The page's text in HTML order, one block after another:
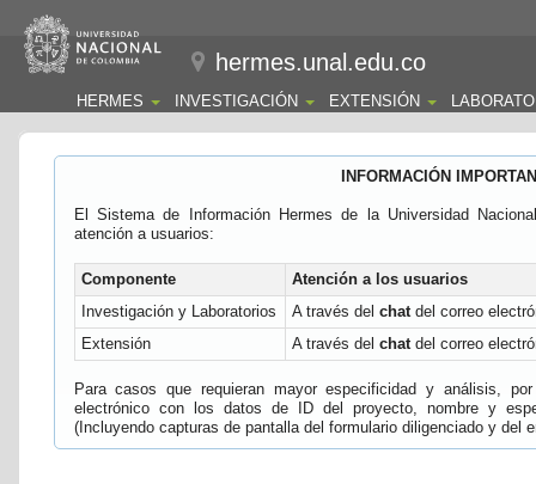
hermes.unal.edu.co
HERMES INVESTIGACIÓN EXTENSIÓN
INFORMACIÓN
El Sistema de Información Hermes de la Universidad
atención a usuarios:
Componente
Atención a los usuarios
Investigación y Laboratorios
A través del chatdel correo
Extensión
A través del chatdel correo
Para casos que requieran mayor especificidad y análisis,
electrónico con los datos de ID del proyecto, nombre y
(Incluyendo capturas de pantalla del formulario diligenciado y del